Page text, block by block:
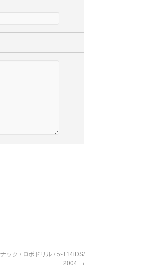
ック / ロボドリル / α-T14iDS/
2004 →